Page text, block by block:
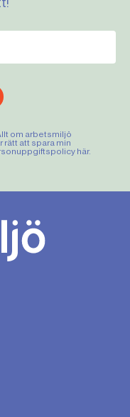
om arbetsmiljö
rätt att spara min
här.